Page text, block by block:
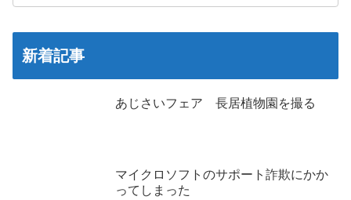
新着記事
あじさいフェア 長居植物園を撮る
マイクロソフトのサポート詐欺にかか
ってしまった